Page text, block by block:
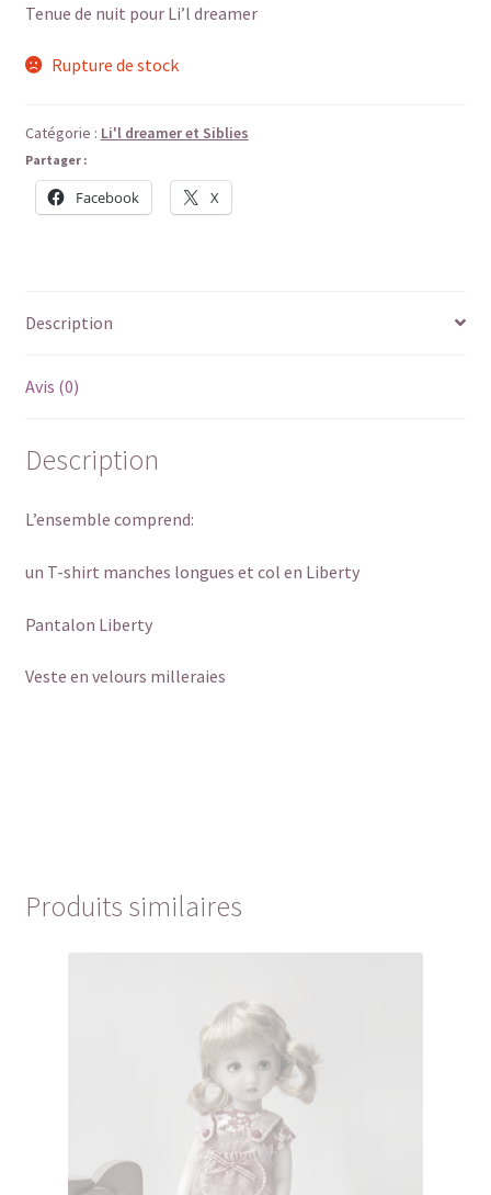
Tenue de nuit pour Li’l dreamer
Rupture de stock
Catégorie : Li'l dreamer et Siblies
Partager :
Facebook X
Description
Avis (0)
Description
L’ensemble comprend:
un T-shirt manches longues et col en Liberty
Pantalon Liberty
Veste en velours milleraies
Produits similaires